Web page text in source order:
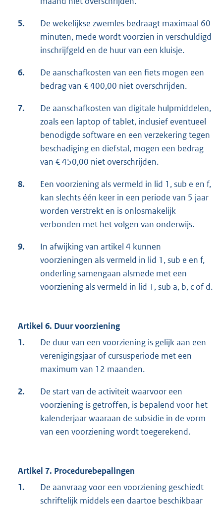
5.
De wekelijkse zwemles bedraagt maximaal 60
minuten, mede wordt voorzien in verschuldigd
inschrijfgeld en de huur van een kluisje.
6.
De aanschafkosten van een fiets mogen een
bedrag van € 400,00 niet overschrijden.
7.
De aanschafkosten van digitale hulpmiddelen,
zoals een laptop of tablet, inclusief eventueel
benodigde software en een verzekering tegen
beschadiging en diefstal, mogen een bedrag
van € 450,00 niet overschrijden.
8.
Een voorziening als vermeld in lid 1, sub e en f,
kan slechts één keer in een periode van 5 jaar
worden verstrekt en is onlosmakelijk
verbonden met het volgen van onderwijs.
9.
In afwijking van artikel 4 kunnen
voorzieningen als vermeld in lid 1, sub e en f,
onderling samengaan alsmede met een
voorziening als vermeld in lid 1, sub a, b, c of d.
Artikel 6. Duur voorziening
1.
De duur van een voorziening is gelijk aan een
verenigingsjaar of cursusperiode met een
maximum van 12 maanden.
2.
De start van de activiteit waarvoor een
voorziening is getroffen, is bepalend voor het
kalenderjaar waaraan de subsidie in de vorm
van een voorziening wordt toegerekend.
Artikel 7. Procedurebepalingen
1.
De aanvraag voor een voorziening geschiedt
schriftelijk middels een daartoe beschikbaar